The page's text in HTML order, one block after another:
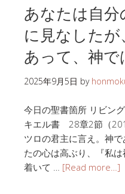
あなたは自分
に見なした
あって、神で
2025年9月5日 by
今日の聖書箇所 リビン
キエル書 28章2節（
ツロの君主に言え。神
たの心は高ぶり、『私
着いて … [Read more…]